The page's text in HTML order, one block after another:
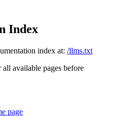
Index
index at: /llms.txt
available pages before
page